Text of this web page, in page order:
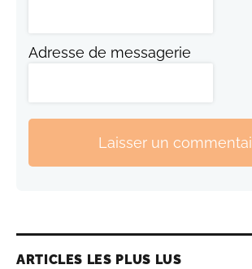
Adresse de messagerie
Laisser un
ARTICLES LES PLUS LUS